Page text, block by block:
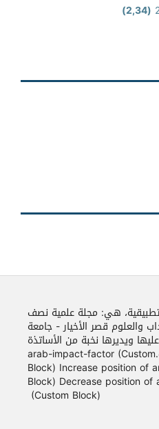
(2,34)
هي: مجلة علمية نصف
والعلوم قصر الأخيار - جامعة
ويديرها نخبة من الأساتذة
والباحثين في مختلف المجالات.arab-impact-factor (Custom
Block) Increase position of
Block) Decrease position
(Custom Block)